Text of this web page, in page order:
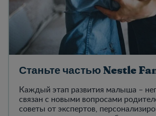
Станьте частью Nestle
Каждый этап развития малыша –
связан с новыми вопросами
советы от экспертов,